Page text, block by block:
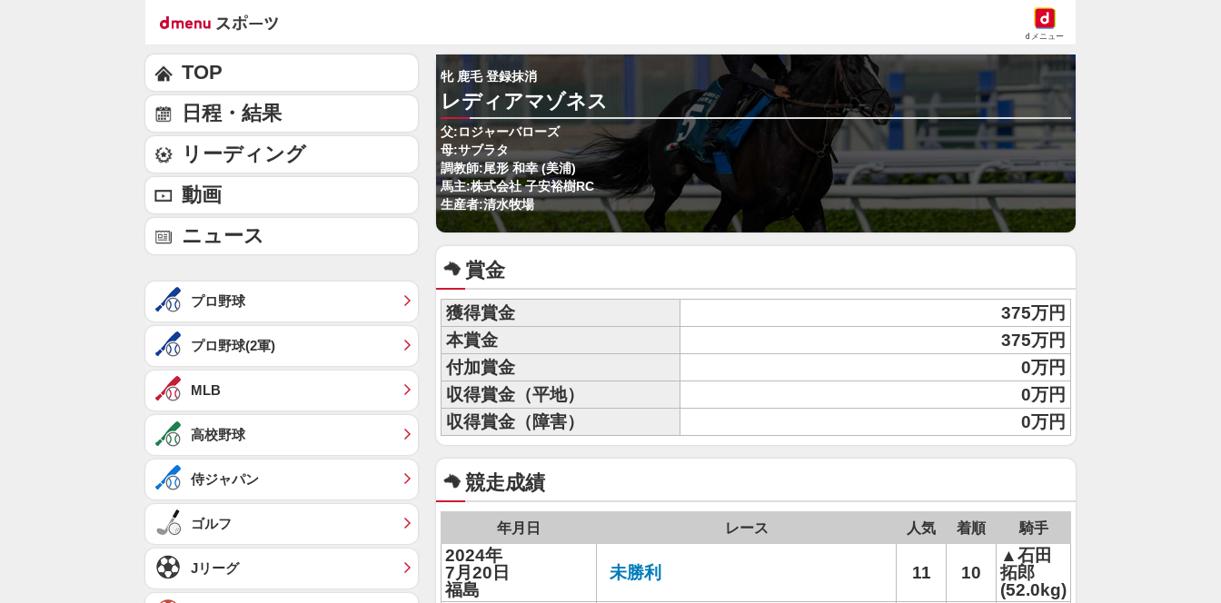
dメニュー
牝 鹿毛 登録抹消
レディアマゾネス
父:ロジャーバローズ
母:サブラタ
調教師:尾形 和幸 (美浦)
馬主:株式会社 子安裕樹RC
生産者:清水牧場
賞金
獲得賞金
375万円
本賞金
375万円
付加賞金
0万円
収得賞金（平地）
0万円
収得賞金（障害）
0万円
競走成績
年月日 レース 人気 着順 騎手
2024年
7月20日
福島
未勝利 11 10
▲石田
拓郎
(52.0kg)
TOP
日程・結果
リーディング
動画
ニュース
プロ野球
プロ野球(2軍)
MLB
高校野球
侍ジャパン
ゴルフ
Jリーグ